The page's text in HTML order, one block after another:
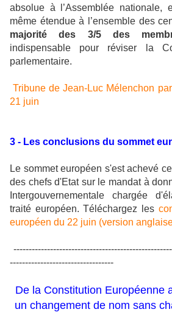
absolue à l’Assemblée nationale,
même étendue à l’ensemble des
majorité des 3/5 des
indispensable pour réviser la
parlementaire.
Tribune de Jean-Luc Mélenchon
21 juin
3 - Les conclusions du sommet
Le sommet européen s'est achevé
des chefs d'Etat sur le mandat à
Intergouvernementale chargée
traité européen. Téléchargez les
européen du 22 juin (version
----------------------------------
De la Constitution Européenne
un changement de nom sans